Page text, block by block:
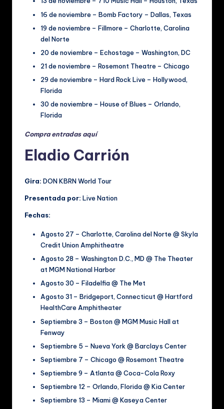
16 de noviembre – Bomb Factory – Dallas, Texas
19 de noviembre – Fillmore – Charlotte, Carolina
del Norte
20 de noviembre – Echostage – Washington, DC
21 de noviembre – Rosemont Theatre – Chicago
29 de noviembre – Hard Rock Live – Hollywood,
Florida
30 de noviembre – House of Blues – Orlando,
Florida
Compra entradas aquí
Eladio Carrión
Gira: DON KBRN World Tour
Presentada por: Live Nation
Fechas:
Agosto 27 – Charlotte, Carolina del Norte @ Skyla
Credit Union Amphitheatre
Agosto 28 – Washington D.C., MD @ The Theater
at MGM National Harbor
Agosto 30 – Filadelfia @ The Met
Agosto 31 – Bridgeport, Connecticut @ Hartford
HealthCare Amphitheater
Septiembre 3 – Boston @ MGM Music Hall at
Fenway
Septiembre 5 – Nueva York @ Barclays Center
Septiembre 7 – Chicago @ Rosemont Theatre
Septiembre 9 – Atlanta @ Coca-Cola Roxy
Septiembre 12 – Orlando, Florida @ Kia Center
Septiembre 13 – Miami @ Kaseya Center